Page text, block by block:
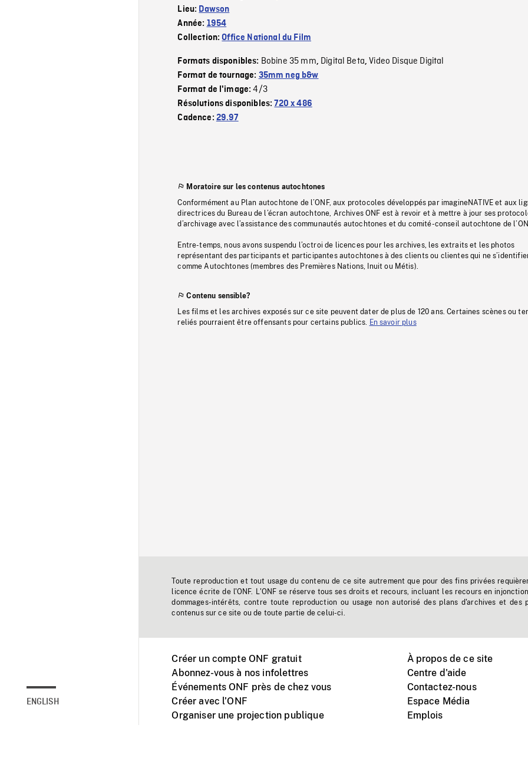
ENGLISH
Lieu: Dawson
Année: 1954
Collection:Office National du Film
Formats disponibles: Bobine 35 mm, Digital Beta,Video Disque Digital
Format de tournage: 35mm neg b&w
Format de l'image:4/3
Résolutions disponibles:720 x 486
Cadence: 29.97
Moratoire sur les contenus autochtones
Conformément au Plan autochtone de l’ONF, aux protocoles développés par imagineNATIVE et aux
directrices du Bureau de l’écran autochtone, Archives ONF est à revoir et à mettre à jour ses
d’archivage avec l’assistance des communautés autochtones et du comité-conseil autochtone de
Entre-temps, nous avons suspendu l’octroi de licences pour les archives, les extraits et les photos
représentant des participants et participantes autochtones à des clients ou clientes qui ne
comme Autochtones (membres des Premières Nations, Inuit ou Métis).
Contenu sensible?
Les films et les archives exposés sur ce site peuvent dater de plus de 120 ans. Certaines scènes ou
reliés pourraient être offensants pour certains publics.
En savoir plus
Toute reproduction et tout usage du contenu de ce site autrement que pour des fins privées
licence écrite de l'ONF. L'ONF se réserve tous ses droits et recours, incluant les recours en
dommages-intérêts, contre toute reproduction ou usage non autorisé des plans d'archives et des
contenus sur ce site ou de toute partie de celui-ci.
Créer un compte ONF gratuit
Abonnez-vous à nos infolettres
Événements ONF près de chez vous
Créer avec l’ONF
Organiser une projection publique
À propos de ce site
Centre d'aide
Contactez-nous
Espace Média
Emplois